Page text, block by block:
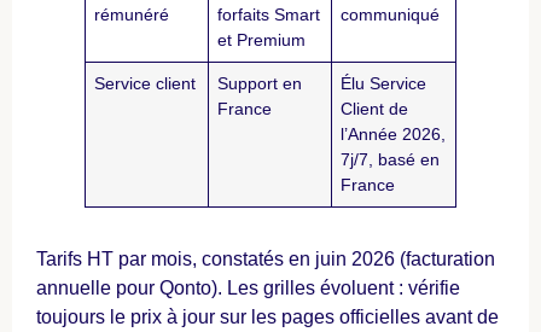
rémunéré
forfaits Smart
et Premium
communiqué
Service client
Support en
France
Élu Service
Client de
l’Année 2026,
7j/7, basé en
France
Tarifs HT par mois, constatés en juin 2026 (facturation
annuelle pour Qonto). Les grilles évoluent : vérifie
toujours le prix à jour sur les pages officielles avant de